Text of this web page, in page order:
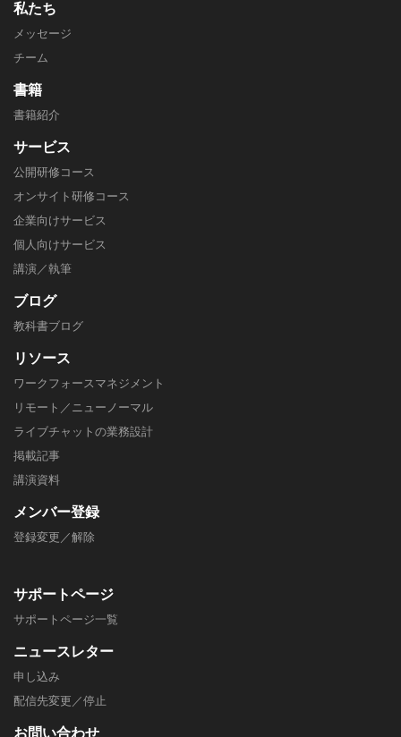
私たち
メッセージ
チーム
書籍
書籍紹介
サービス
公開研修コース
オンサイト研修コース
企業向けサービス
個人向けサービス
講演／執筆
ブログ
教科書ブログ
リソース
ワークフォースマネジメント
リモート／ニューノーマル
ライブチャットの業務設計
掲載記事
​講演資料
メンバー登録
登録変更／解除
サポートページ
​サポートページ一覧
ニュースレター
申し込み
配信先変更／停止
​お問い合わせ